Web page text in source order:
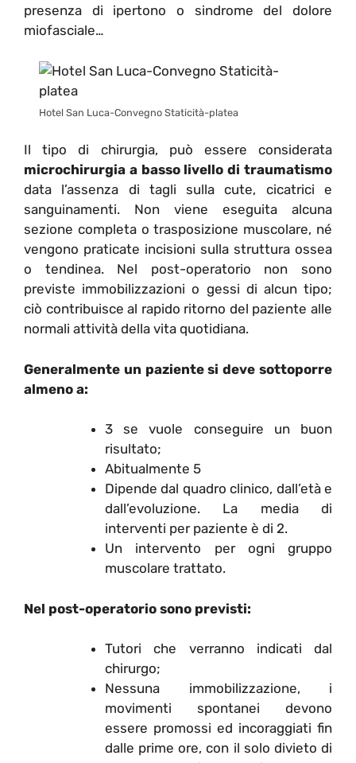
presenza di ipertono o sindrome del dolore
miofasciale…
Hotel San Luca-Convegno Staticità-platea
Il tipo di chirurgia, può essere considerata
microchirurgia a basso livello di traumatismo
data l’assenza di tagli sulla cute, cicatrici e
sanguinamenti. Non viene eseguita alcuna
sezione completa o trasposizione muscolare, né
vengono praticate incisioni sulla struttura ossea
o tendinea. Nel post-operatorio non sono
previste immobilizzazioni o gessi di alcun tipo;
ciò contribuisce al rapido ritorno del paziente alle
normali attività della vita quotidiana.
Generalmente un paziente si deve sottoporre
almeno a:
3 se vuole conseguire un buon
risultato;
Abitualmente 5
Dipende dal quadro clinico, dall’età e
dall’evoluzione. La media di
interventi per paziente è di 2.
Un intervento per ogni gruppo
muscolare trattato.
Nel post-operatorio sono previsti:
Tutori che verranno indicati dal
chirurgo;
Nessuna immobilizzazione, i
movimenti spontanei devono
essere promossi ed incoraggiati fin
dalle prime ore, con il solo divieto di